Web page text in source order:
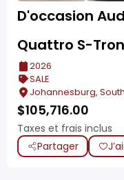
D'occasion
Quattro S-
2026
SALE
Johannesburg,
$105,716.00
Taxes et frais inclus
Partager